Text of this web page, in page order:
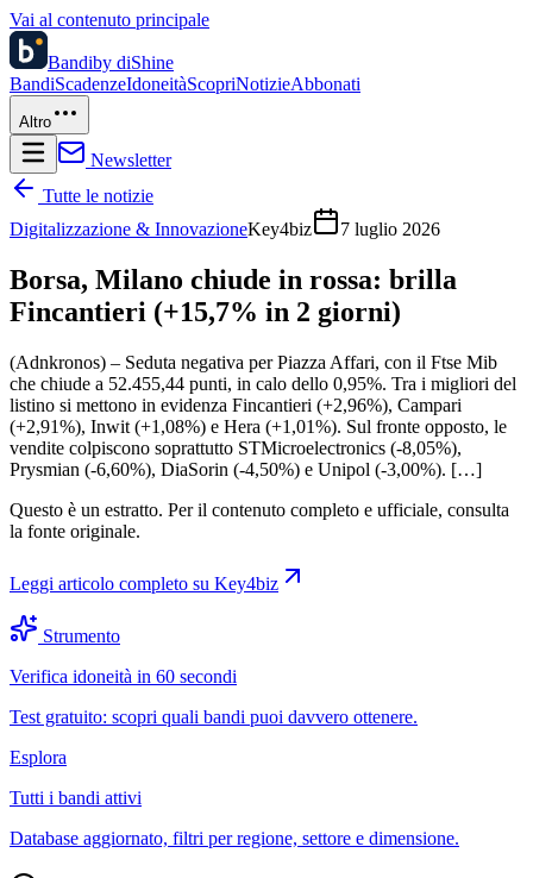
Vai al contenuto principale
Bandiby diShine
BandiScadenzeIdoneitàScopriNotizieAbbonati
Altro
Newsletter
Tutte le notizie
Digitalizzazione & InnovazioneKey4biz 7 luglio 2026
Borsa, Milano chiude in rossa: brilla
Fincantieri (+15,7% in 2 giorni)
(Adnkronos) – Seduta negativa per Piazza Affari, con il Ftse Mib
che chiude a 52.455,44 punti, in calo dello 0,95%. Tra i migliori del
listino si mettono in evidenza Fincantieri (+2,96%), Campari
(+2,91%), Inwit (+1,08%) e Hera (+1,01%). Sul fronte opposto, le
vendite colpiscono soprattutto STMicroelectronics (-8,05%),
Prysmian (-6,60%), DiaSorin (-4,50%) e Unipol (-3,00%). […]
Questo è un estratto. Per il contenuto completo e ufficiale, consulta
la fonte originale.
Leggi articolo completo su Key4biz
Strumento
Verifica idoneità in 60 secondi
Test gratuito: scopri quali bandi puoi davvero ottenere.
Esplora
Tutti i bandi attivi
Database aggiornato, filtri per regione, settore e dimensione.